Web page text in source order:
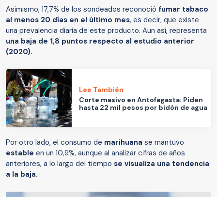
Asimismo, 17,7% de los sondeados reconoció fumar tabaco
al menos 20 días en el último mes, es decir, que existe
una prevalencia diaria de este producto. Aun así, representa
una baja de 1,8 puntos respecto al estudio anterior
(2020).
Lee También
Corte masivo en Antofagasta: Piden
hasta 22 mil pesos por bidón de agua
Por otro lado, el consumo de marihuana se mantuvo
estable en un 10,9%, aunque al analizar cifras de años
anteriores, a lo largo del tiempo se visualiza una tendencia
a la baja.